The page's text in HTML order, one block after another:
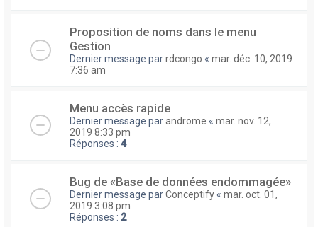
Proposition de noms dans le menu
Gestion
Dernier message parrdcongo « mar. déc. 10, 2019
7:36 am
Menu accès rapide
Dernier message parandrome « mar. nov. 12,
2019 8:33 pm
Réponses : 4
Bug de «Base de données endommagée»
Dernier message parConceptify « mar. oct. 01,
2019 3:08 pm
Réponses : 2